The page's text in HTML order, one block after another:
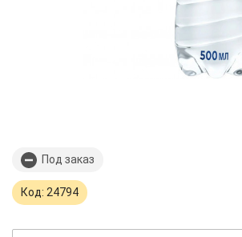
Под заказ
Код: 24794